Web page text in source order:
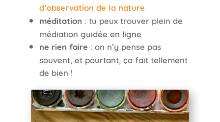
d’observation de la nature
méditation : tu peux trouver plein de
médiation guidée en ligne
ne rien faire : on n’y pense pas
souvent, et pourtant, ça fait tellement
de bien !